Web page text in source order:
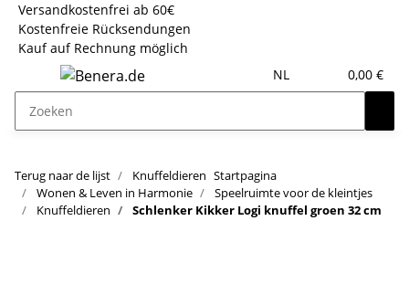
Versandkostenfrei ab 60€
Kostenfreie Rücksendungen
Kauf auf Rechnung möglich
NL
0,00 €
Terug naar de lijst Knuffeldieren Startpagina
Wonen & Leven in Harmonie
Speelruimte voor de kleintjes
Knuffeldieren
Schlenker Kikker Logi knuffel groen 32 cm